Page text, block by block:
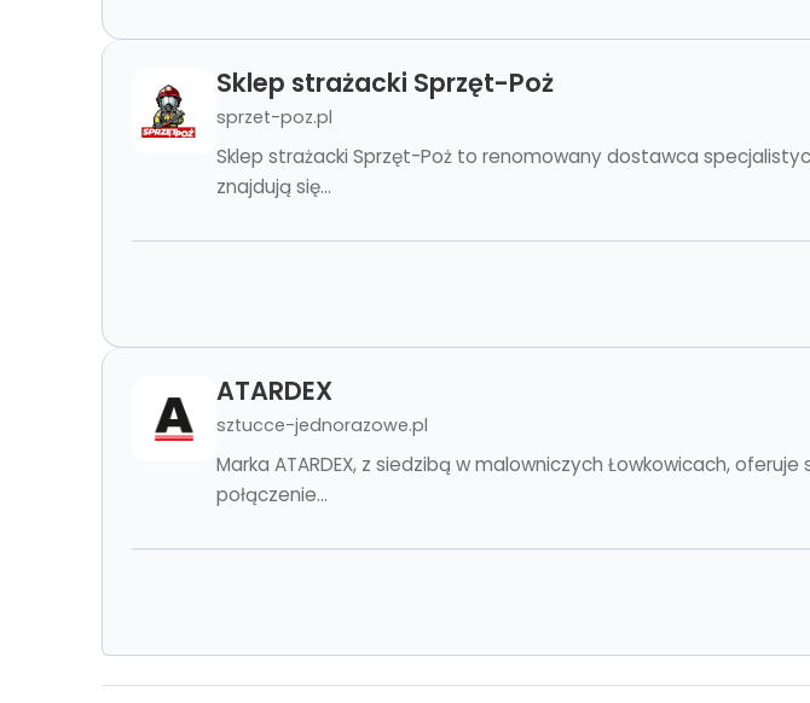
Sklep strażacki Sprzęt-Poż
sprzet-poz.pl
Sklep strażacki Sprzęt-Poż to renomowany dostawca
znajdują się...
ATARDEX
sztucce-jednorazowe.pl
Marka ATARDEX, z siedzibą w malowniczych Łowkowicach,
połączenie...